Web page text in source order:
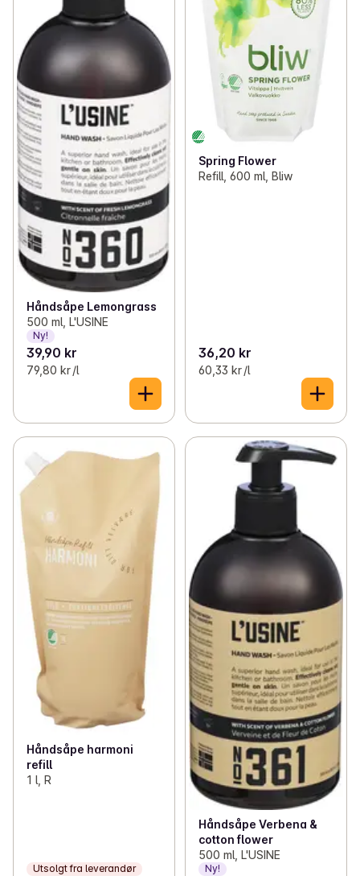
Håndsåpe Lemongrass
500 ml, L'USINE
Ny!
39,90 kr
79,80 kr /l
Spring Flower
Refill, 600 ml, Bliw
36,20 kr
60,33 kr /l
Håndsåpe harmoni
refill
1 l, R
Utsolgt fra leverandør
Håndsåpe Verbena &
cotton flower
500 ml, L'USINE
Ny!